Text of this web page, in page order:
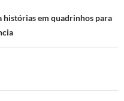
histórias em quadrinhos para